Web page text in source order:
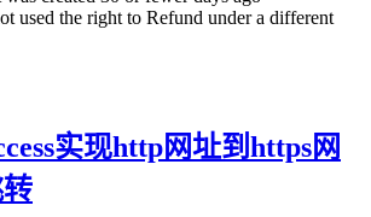
used the right to Refund under a different
实现http网址到https网